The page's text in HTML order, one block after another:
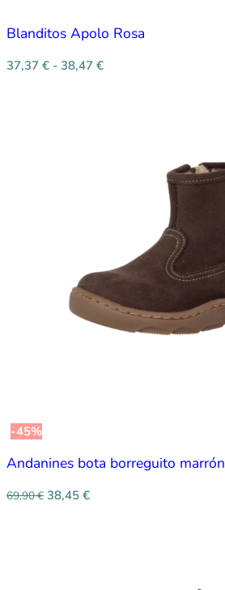
Blanditos Apolo Rosa
37,37 € - 38,47 €
-45%
Andanines bota borreguito marrón
69,90€ 38,45 €